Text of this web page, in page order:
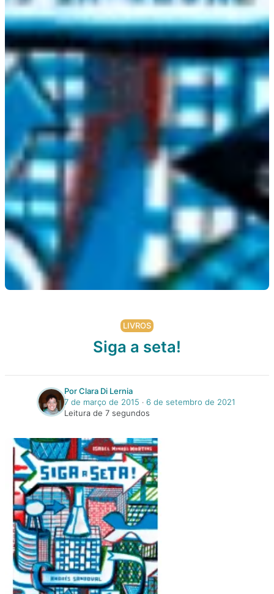
LIVROS
Siga a seta!
Por Clara Di Lernia
7 de março de 2015 ‧ 6 de setembro de 2021
Leitura de 7 segundos